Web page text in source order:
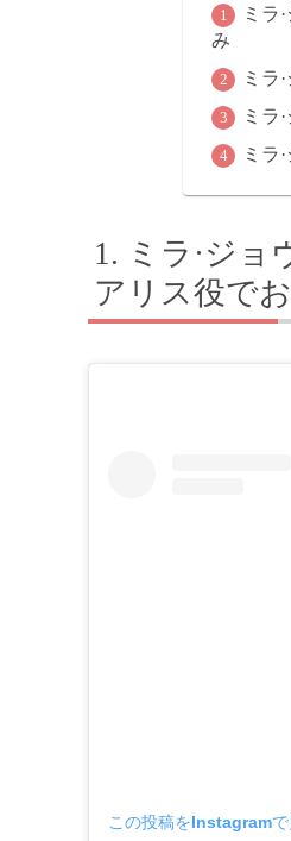
ミラ
み
ミラ
ミラ
ミラ
ミラ·ジ
アリス役で
この投稿をInstagramで